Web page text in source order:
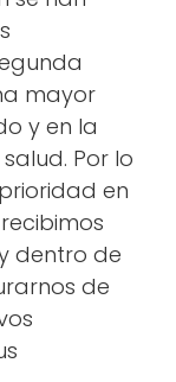
mayor
y en la
Por lo
en
dentro de
de